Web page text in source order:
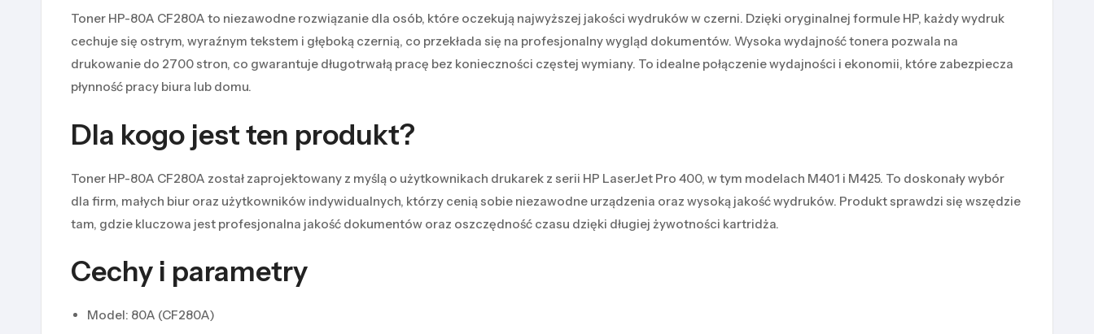
Toner HP-80A CF280A to niezawodne rozwiązanie dla osób, które oczekują najwyższej jakości wydruków w czerni. Dzięki oryginalnej formule HP, każdy wydruk
cechuje się ostrym, wyraźnym tekstem i głęboką czernią, co przekłada się na profesjonalny wygląd dokumentów. Wysoka wydajność tonera pozwala na
drukowanie do 2700 stron, co gwarantuje długotrwałą pracę bez konieczności częstej wymiany. To idealne połączenie wydajności i ekonomii, które zabezpiecza
płynność pracy biura lub domu.
Dla kogo jest ten produkt?
Toner HP-80A CF280A został zaprojektowany z myślą o użytkownikach drukarek z serii HP LaserJet Pro 400, w tym modelach M401 i M425. To doskonały wybór
dla firm, małych biur oraz użytkowników indywidualnych, którzy cenią sobie niezawodne urządzenia oraz wysoką jakość wydruków. Produkt sprawdzi się wszędzie
tam, gdzie kluczowa jest profesjonalna jakość dokumentów oraz oszczędność czasu dzięki długiej żywotności kartridża.
Cechy i parametry
Model: 80A (CF280A)